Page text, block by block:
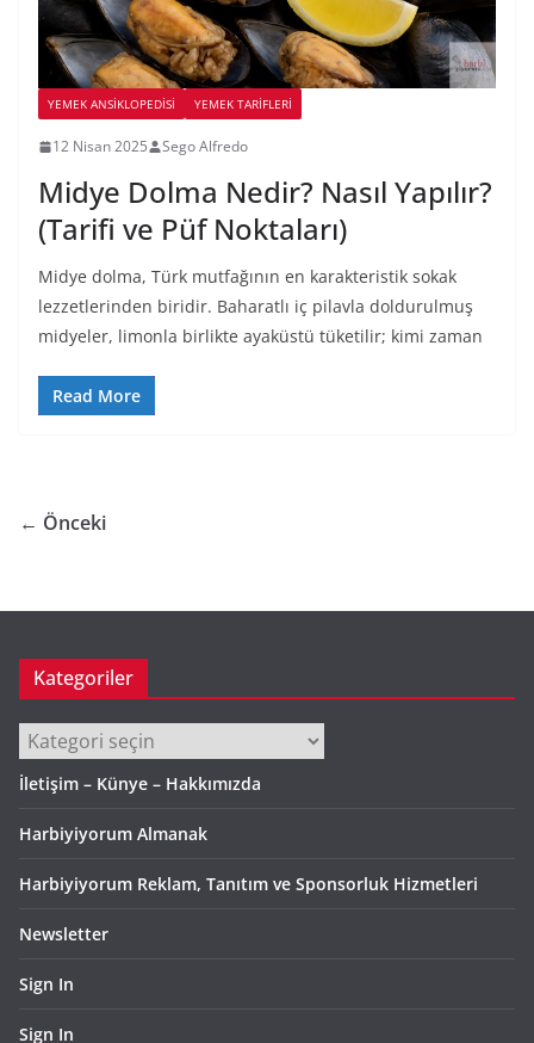
YEMEK ANSİKLOPEDİSİ YEMEK TARİFLERİ
12 Nisan 2025 Sego Alfredo
Midye Dolma Nedir? Nasıl Yapılır?
(Tarifi ve Püf Noktaları)
Midye dolma, Türk mutfağının en karakteristik sokak
lezzetlerinden biridir. Baharatlı iç pilavla doldurulmuş
midyeler, limonla birlikte ayaküstü tüketilir; kimi zaman
Read More
← Önceki
Kategoriler
Kategoriler
İletişim – Künye – Hakkımızda
Harbiyiyorum Almanak
Harbiyiyorum Reklam, Tanıtım ve Sponsorluk Hizmetleri
Newsletter
Sign In
Sign In